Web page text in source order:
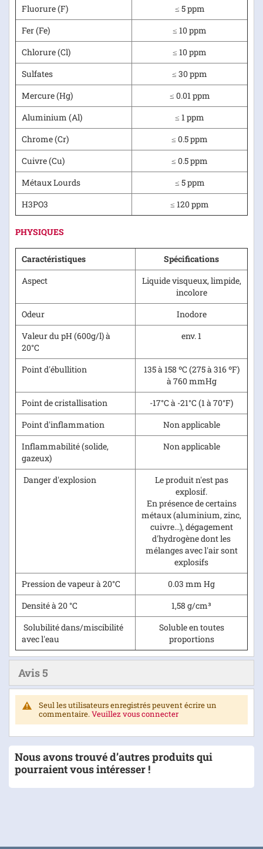
Fluorure (F)
≤ 5 ppm
Fer (Fe)
≤ 10 ppm
Chlorure (Cl)
≤ 10 ppm
Sulfates
≤ 30 ppm
Mercure (Hg)
≤ 0.01 ppm
Aluminium (Al)
≤ 1 ppm
Chrome (Cr)
≤ 0.5 ppm
Cuivre (Cu)
≤ 0.5 ppm
Métaux Lourds
≤ 5 ppm
H3PO3
≤ 120 ppm
PHYSIQUES
Caractéristiques
Spécifications
Aspect
Liquide visqueux, limpide,
incolore
Odeur
Inodore
Valeur du pH (600g/l) à
20°C
env. 1
Point d'ébullition
135 à 158 ºC (275 à 316 ºF)
à 760 mmHg
Point de cristallisation
-17°C à -21°C (1 à 70°F)
Point d'inflammation
Non applicable
Inflammabilité (solide,
gazeux)
Non applicable
Danger d'explosion
Le produit n'est pas
explosif.
En présence de certains
métaux (aluminium, zinc,
cuivre...), dégagement
d'hydrogène dont les
mélanges avec l'air sont
explosifs
Pression de vapeur à 20°C
0.03 mm Hg
Densité à 20 °C
1,58 g/cm³
Solubilité dans/miscibilité
avec l'eau
Soluble en toutes
proportions
Avis5
Seul les utilisateurs enregistrés peuvent écrire un
commentaire.Veuillez vous connecter
Nous avons trouvé d’autres produits qui
pourraient vous intéresser !